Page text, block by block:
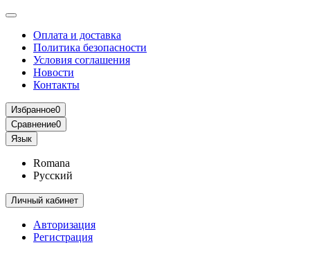
Оплата и доставка
Политика безопасности
Условия соглашения
Новости
Контакты
Избранное0
Сравнение0
Язык
Romana
Русский
Личный кабинет
Авторизация
Регистрация